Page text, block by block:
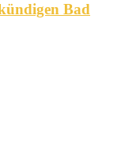
Bad